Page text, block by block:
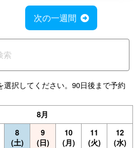
次の一週間
選択してください。90日後まで予約
8月
8
(土)
9
(日)
10
(月)
11
(火)
12
(水)